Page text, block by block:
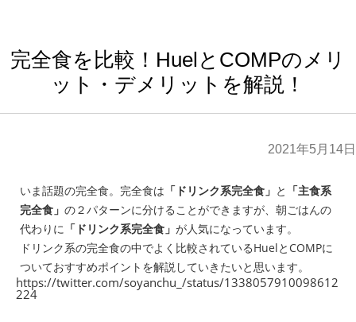
完全食を比較！HuelとCOMPのメリ
ット・デメリットを解説！
2021年5月14日
いま話題の完全食。完全食は 「ドリンク系完全食」 と 「主食系
完全食」 の２パターンに分けることができますが、朝ごはんの
代わりに 「ドリンク系完全食」 が人気になっています。
ドリンク系の完全食の中でよく比較されているHuelとCOMPに
ついておすすめポイントを解説していきたいと思います。
https://twitter.com/soyanchu_/status/1338057910098612
224